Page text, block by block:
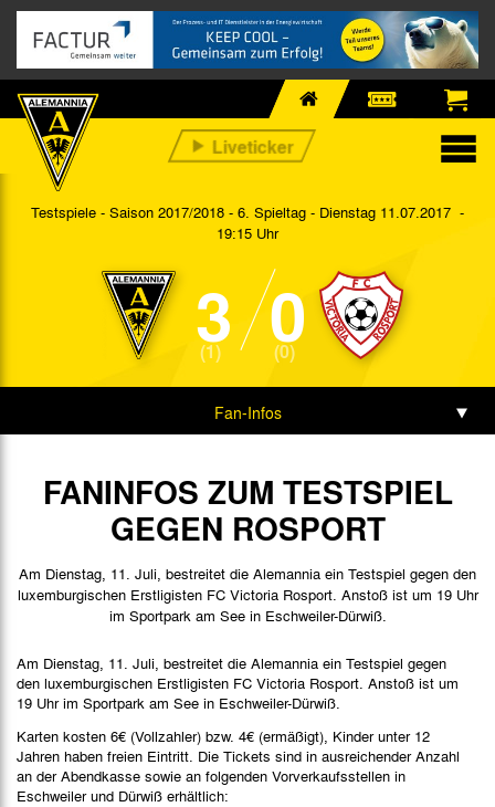
Testspiele - Saison 2017/2018 - 6. Spieltag - Dienstag 11.07.2017 -
19:15 Uhr
3
(1) 0
(0)
Fan-Infos
Spielbericht
Bilder
FANINFOS ZUM TESTSPIEL
GEGEN ROSPORT
Am Dienstag, 11. Juli, bestreitet die Alemannia ein Testspiel gegen den
luxemburgischen Erstligisten FC Victoria Rosport. Anstoß ist um 19 Uhr
im Sportpark am See in Eschweiler-Dürwiß.
Am Dienstag, 11. Juli, bestreitet die Alemannia ein Testspiel gegen
den luxemburgischen Erstligisten FC Victoria Rosport. Anstoß ist um
19 Uhr im Sportpark am See in Eschweiler-Dürwiß.
Karten kosten 6€ (Vollzahler) bzw. 4€ (ermäßigt), Kinder unter 12
Jahren haben freien Eintritt. Die Tickets sind in ausreichender Anzahl
an der Abendkasse sowie an folgenden Vorverkaufsstellen in
Eschweiler und Dürwiß erhältlich: